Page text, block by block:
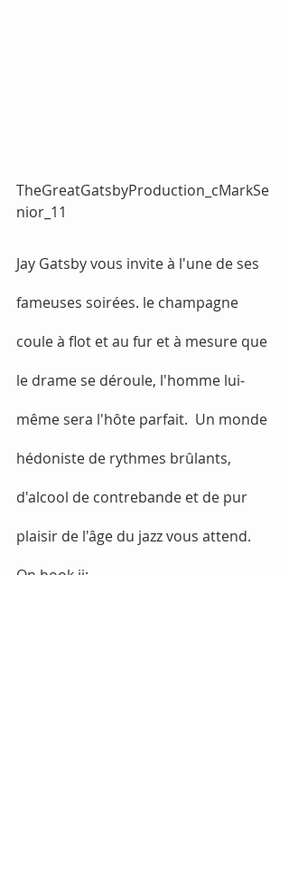
TheGreatGatsbyProduction_cMarkSe
nior_11
Jay Gatsby vous invite à l'une de ses
fameuses soirées. le champagne
coule à flot et au fur et à mesure que
le drame se déroule, l'homme lui-
même sera l'hôte parfait.  Un monde
hédoniste de rythmes brûlants,
d'alcool de contrebande et de pur
plaisir de l'âge du jazz vous attend.
On book ii: